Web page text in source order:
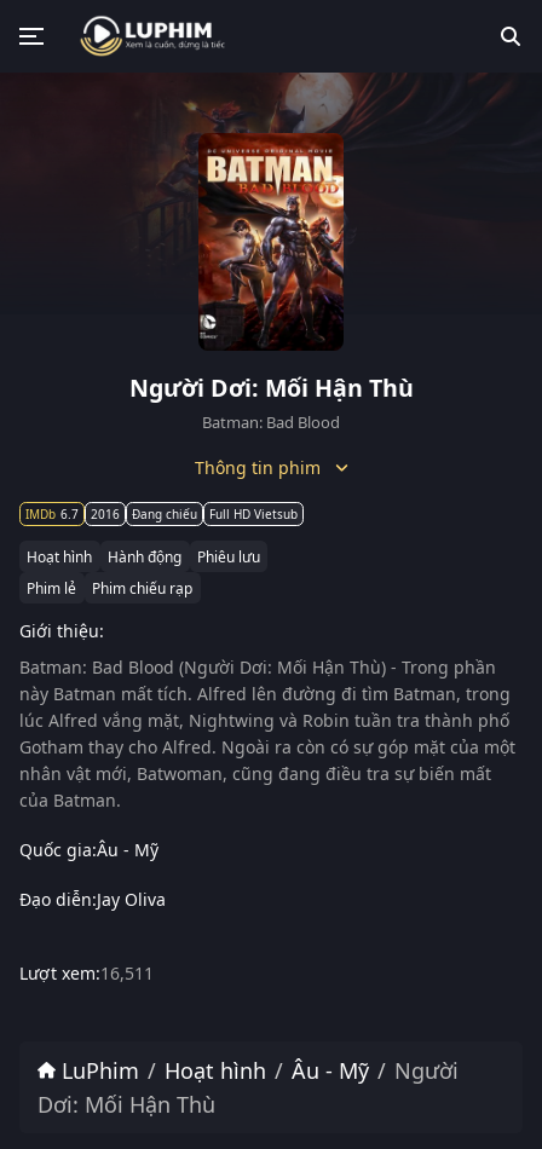
Người Dơi: Mối Hận Thù
Batman: Bad Blood
Thông tin phim
6.7 2016 Đang chiếu Full HD Vietsub
Hoạt hình Hành động
Phiêu lưu
Phim lẻ
Phim chiếu rạp
Giới thiệu:
Batman: Bad Blood (Người Dơi: Mối Hận Thù) - Trong phần
này Batman mất tích. Alfred lên đường đi tìm Batman, trong
lúc Alfred vắng mặt, Nightwing và Robin tuần tra thành phố
Gotham thay cho Alfred. Ngoài ra còn có sự góp mặt của một
nhân vật mới, Batwoman, cũng đang điều tra sự biến mất
của Batman.
Quốc gia:Âu - Mỹ
Đạo diễn:Jay Oliva
Lượt xem:16,511
LuPhim Hoạt hình Âu - Mỹ
Người
Dơi: Mối Hận Thù